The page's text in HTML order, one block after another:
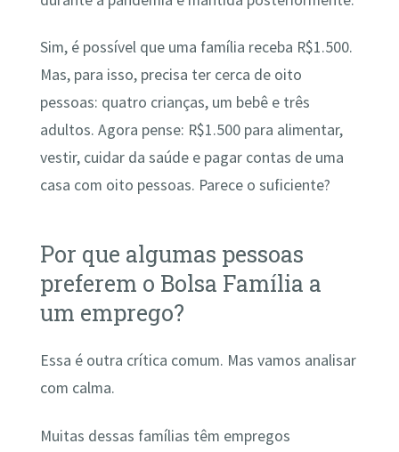
Sim, é possível que uma família receba R$1.500.
Mas, para isso, precisa ter cerca de oito
pessoas: quatro crianças, um bebê e três
adultos. Agora pense: R$1.500 para alimentar,
vestir, cuidar da saúde e pagar contas de uma
casa com oito pessoas. Parece o suficiente?
Por que algumas pessoas
preferem o Bolsa Família a
um emprego?
Essa é outra crítica comum. Mas vamos analisar
com calma.
Muitas dessas famílias têm empregos